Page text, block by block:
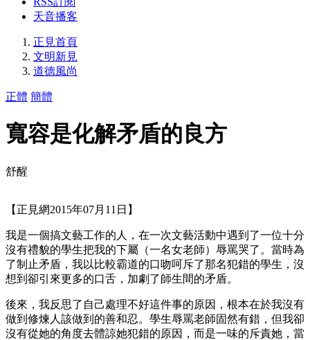
天音播客
正見首頁
文明新見
道德風尚
正體 簡體
寬容是化解矛盾的良方
舒醒
【正見網2015年07月11日】
我是一個搞文藝工作的人，在一次文藝活動中遇到了一位十分
沒有禮貌的學生把我的下屬（一名女老師）辱罵哭了。當時為
了制止矛盾，我以比較霸道的口吻呵斥了那名犯錯的學生，沒
想到卻引來更多的口舌，加劇了師生間的矛盾。
後來，我反思了自己處理不好這件事的原因，根本在於我沒有
做到修煉人該做到的善和忍。學生辱罵老師固然有錯，但我卻
沒有從她的角度去體諒她犯錯的原因，而是一味的斥責她，當